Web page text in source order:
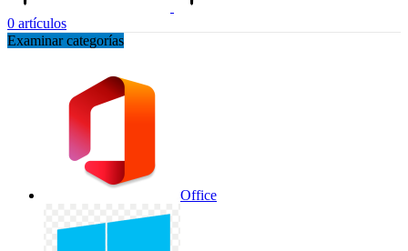
0 artículos
Examinar categorías
Office